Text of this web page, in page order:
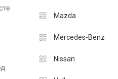
Mazda
Mercedes-Benz
Nissan